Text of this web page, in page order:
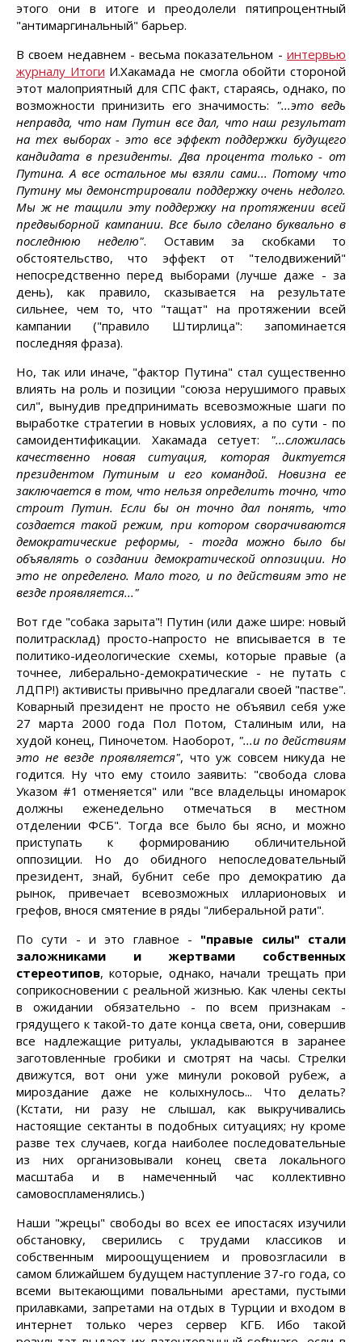
этого они в итоге и преодолели пятипроцентный
"антимаргинальный" барьер.
В своем недавнем - весьма показательном - интервью
журналу Итоги И.Хакамада не смогла обойти стороной
этот малоприятный для СПС факт, стараясь, однако, по
возможности принизить его значимость: "...это ведь
неправда, что нам Путин все дал, что наш результат
на тех выборах - это все эффект поддержки будущего
кандидата в президенты. Два процента только - от
Путина. А все остальное мы взяли сами... Потому что
Путину мы демонстрировали поддержку очень недолго.
Мы ж не тащили эту поддержку на протяжении всей
предвыборной кампании. Все было сделано буквально в
последнюю неделю". Оставим за скобками то
обстоятельство, что эффект от "телодвижений"
непосредственно перед выборами (лучше даже - за
день), как правило, сказывается на результате
сильнее, чем то, что "тащат" на протяжении всей
кампании ("правило Штирлица": запоминается
последняя фраза).
Но, так или иначе, "фактор Путина" стал существенно
влиять на роль и позиции "союза нерушимого правых
сил", вынудив предпринимать всевозможные шаги по
выработке стратегии в новых условиях, а по сути - по
самоидентификации. Хакамада сетует: "...сложилась
качественно новая ситуация, которая диктуется
президентом Путиным и его командой. Новизна ее
заключается в том, что нельзя определить точно, что
строит Путин. Если бы он точно дал понять, что
создается такой режим, при котором сворачиваются
демократические реформы, - тогда можно было бы
объявлять о создании демократической оппозиции. Но
это не определено. Мало того, и по действиям это не
везде проявляется..."
Вот где "собака зарыта"! Путин (или даже шире: новый
политрасклад) просто-напросто не вписывается в те
политико-идеологические схемы, которые правые (а
точнее, либерально-демократические - не путать с
ЛДПР!) активисты привычно предлагали своей "пастве".
Коварный президент не просто не объявил себя уже
27 марта 2000 года Пол Потом, Сталиным или, на
худой конец, Пиночетом. Наоборот, "...и по действиям
это не везде проявляется", что уж совсем никуда не
годится. Ну что ему стоило заявить: "свобода слова
Указом #1 отменяется" или "все владельцы иномарок
должны еженедельно отмечаться в местном
отделении ФСБ". Тогда все было бы ясно, и можно
приступать к формированию обличительной
оппозиции. Но до обидного непоследовательный
президент, знай, бубнит себе про демократию да
рынок, привечает всевозможных илларионовых и
грефов, внося смятение в ряды "либеральной рати".
По сути - и это главное - "правые силы" стали
заложниками и жертвами собственных
стереотипов, которые, однако, начали трещать при
соприкосновении с реальной жизнью. Как члены секты
в ожидании обязательно - по всем признакам -
грядущего к такой-то дате конца света, они, совершив
все надлежащие ритуалы, укладываются в заранее
заготовленные гробики и смотрят на часы. Стрелки
движутся, вот они уже минули роковой рубеж, а
мироздание даже не колыхнулось... Что делать?
(Кстати, ни разу не слышал, как выкручивались
настоящие сектанты в подобных ситуациях; ну кроме
разве тех случаев, когда наиболее последовательные
из них организовывали конец света локального
масштаба и в намеченный час коллективно
самовоспламенялись.)
Наши "жрецы" свободы во всех ее ипостасях изучили
обстановку, сверились с трудами классиков и
собственным мироощущением и провозгласили в
самом ближайшем будущем наступление 37-го года, со
всеми вытекающими повальными арестами, пустыми
прилавками, запретами на отдых в Турции и входом в
интернет только через сервер КГБ. Ибо такой